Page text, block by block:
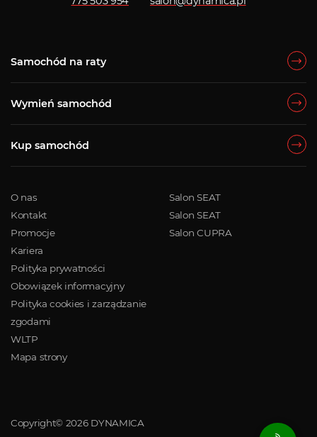
Samochód na raty
Wymień samochód
Kup samochód
O nas
Kontakt
Promocje
Kariera
Polityka prywatności
Obowiązek informacyjny
Polityka cookies i zarządzanie
zgodami
WLTP
Mapa strony
Salon SEAT
Salon SEAT
Salon CUPRA
Copyright© 2026 DYNAMICA